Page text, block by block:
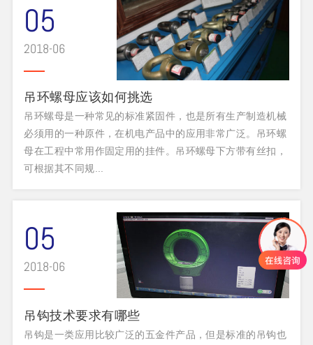
05
2018-06
吊环螺母应该如何挑选
吊环螺母是一种常见的标准紧固件，也是所有生产制造机械
必须用的一种原件，在机电产品中的应用非常广泛。吊环螺
母在工程中常用作固定用的挂件。吊环螺母下方带有丝扣，
可根据其不同规...
05
2018-06
吊钩技术要求有哪些
吊钩是一类应用比较广泛的五金件产品，但是标准的吊钩也